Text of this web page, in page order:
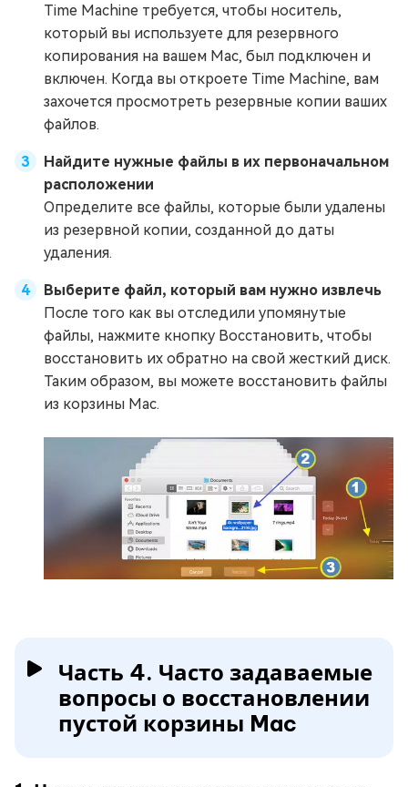
Time Machine требуется, чтобы носитель,
который вы используете для резервного
копирования на вашем Mac, был подключен и
включен. Когда вы откроете Time Machine, вам
захочется просмотреть резервные копии ваших
файлов.
Найдите нужные файлы в их первоначальном
расположении
Определите все файлы, которые были удалены
из резервной копии, созданной до даты
удаления.
Выберите файл, который вам нужно извлечь
После того как вы отследили упомянутые
файлы, нажмите кнопку Восстановить, чтобы
восстановить их обратно на свой жесткий диск.
Таким образом, вы можете восстановить файлы
из корзины Mac.
Часть 4. Часто задаваемые
вопросы о восстановлении
пустой корзины Mac